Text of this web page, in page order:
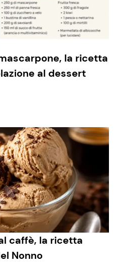
la ricetta
al dessert
caffè, la ricetta
Nonno